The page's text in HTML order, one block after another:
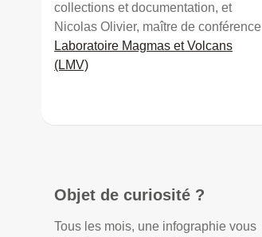
collections et documentation, et
Nicolas Olivier, maître de conférence
Laboratoire Magmas et Volcans
(LMV)
Objet de curiosité ?
Tous les mois, une infographie vous